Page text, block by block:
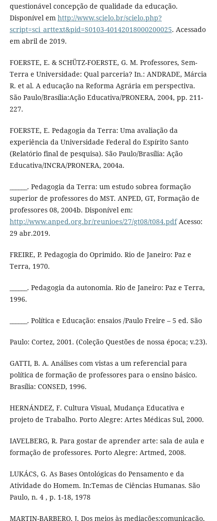
questionável concepção de qualidade da educação.
Disponível em http://www.scielo.br/scielo.php?
script=sci_arttext&pid=S0103-40142018000200025. Acessado
em abril de 2019.
FOERSTE, E. & SCHÜTZ-FOERSTE, G. M. Professores, Sem-
Terra e Universidade: Qual parceria? In.: ANDRADE, Márcia
R. et al. A educação na Reforma Agrária em perspectiva.
São Paulo/Brasília:Ação Educativa/PRONERA, 2004, pp. 211-
227.
FOERSTE, E. Pedagogia da Terra: Uma avaliação da
experiência da Universidade Federal do Espírito Santo
(Relatório final de pesquisa). São Paulo/Brasília: Ação
Educativa/INCRA/PRONERA, 2004a.
______. Pedagogia da Terra: um estudo sobrea formação
superior de professores do MST. ANPED, GT, Formação de
professores 08, 2004b. Disponível em:
http://www.anped.org.br/reunioes/27/gt08/t084.pdfAcesso:
29 abr.2019.
FREIRE, P. Pedagogia do Oprimido. Rio de Janeiro: Paz e
Terra, 1970.
______. Pedagogia da autonomia. Rio de Janeiro: Paz e Terra,
1996.
______. Política e Educação: ensaios /Paulo Freire – 5 ed. São
Paulo: Cortez, 2001. (Coleção Questões de nossa época; v.23).
GATTI, B. A. Análises com vistas a um referencial para
política de formação de professores para o ensino básico.
Brasília: CONSED, 1996.
HERNÁNDEZ, F. Cultura Visual, Mudança Educativa e
projeto de Trabalho. Porto Alegre: Artes Médicas Sul, 2000.
IAVELBERG, R. Para gostar de aprender arte: sala de aula e
formação de professores. Porto Alegre: Artmed, 2008.
LUKÁCS, G. As Bases Ontológicas do Pensamento e da
Atividade do Homem. In:Temas de Ciências Humanas. São
Paulo, n. 4 , p. 1-18, 1978
MARTIN-BARBERO, J. Dos meios às mediações:comunicação,